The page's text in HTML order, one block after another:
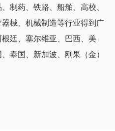
制药、铁路、船舶、高校、
械、机械制造等行业得到广
廷、塞尔维亚、巴西、美
泰国、新加波、刚果（金）